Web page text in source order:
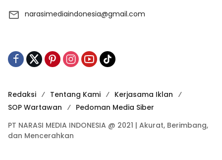
narasimediaindonesia@gmail.com
Redaksi Tentang Kami
Kerjasama Iklan
SOP Wartawan
Pedoman Media Siber
PT NARASI MEDIA INDONESIA @ 2021 | Akurat, Berimbang,
dan Mencerahkan